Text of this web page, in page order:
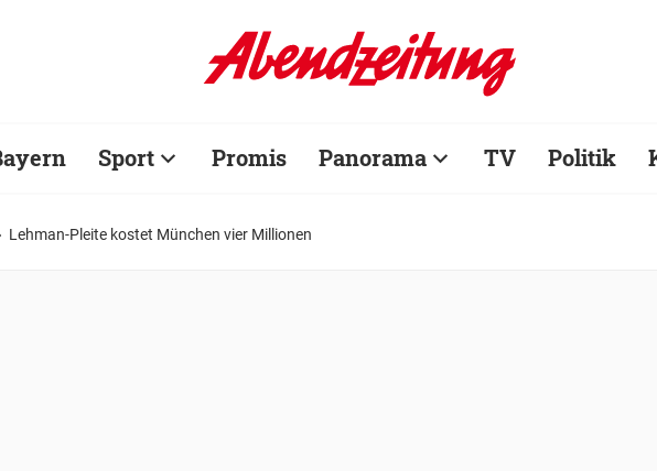
Sport Promis Panorama TV Politik
Lehman-Pleite kostet München vier Millionen